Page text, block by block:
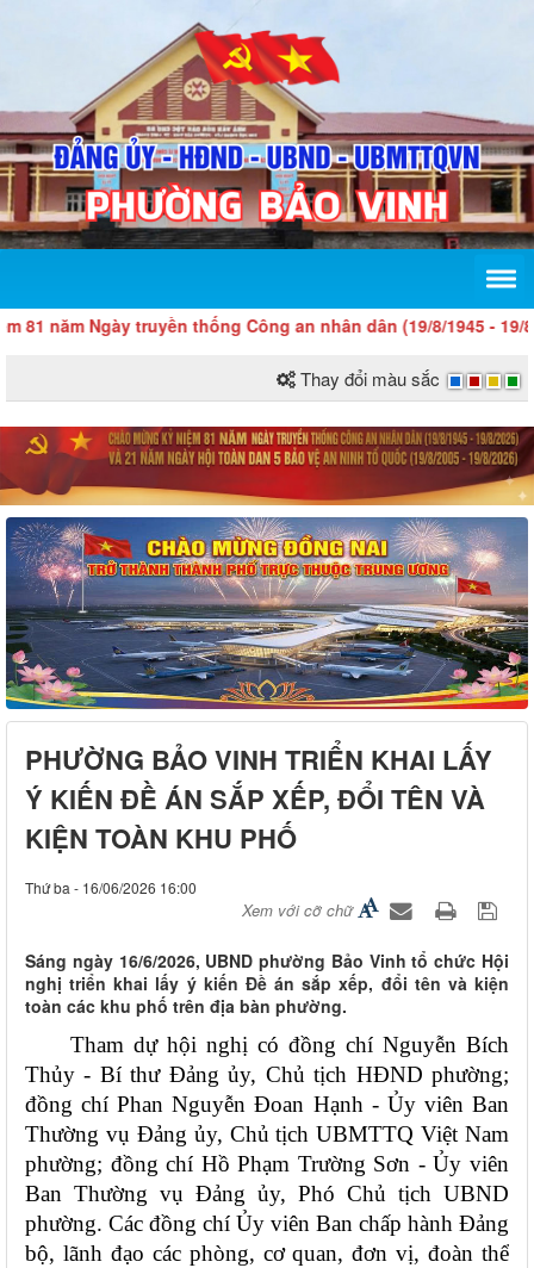
Ngày truyền thống Công an nhân dân (19/8/1945 - 19/8/
Thay đổi màu sắc
PHƯỜNG BẢO VINH TRIỂN KHAI LẤY
Ý KIẾN ĐỀ ÁN SẮP XẾP, ĐỔI TÊN VÀ
KIỆN TOÀN KHU PHỐ
Thứ ba - 16/06/2026 16:00
Xem với cỡ chữ
Sáng ngày 16/6/2026, UBND phường Bảo Vinh tổ chức Hội
nghị triển khai lấy ý kiến Đề án sắp xếp, đổi tên và kiện
toàn các khu phố trên địa bàn phường.
Tham dự hội nghị có đồng chí Nguyễn Bích
Thủy - Bí thư Đảng ủy, Chủ tịch HĐND phường;
đồng chí Phan Nguyễn Đoan Hạnh - Ủy viên Ban
Thường vụ Đảng ủy, Chủ tịch UBMTTQ Việt Nam
phường; đồng chí Hồ Phạm Trường Sơn - Ủy viên
Ban Thường vụ Đảng ủy, Phó Chủ tịch UBND
phường. Các đồng chí Ủy viên Ban chấp hành Đảng
bộ, lãnh đạo các phòng, cơ quan, đơn vị, đoàn thể